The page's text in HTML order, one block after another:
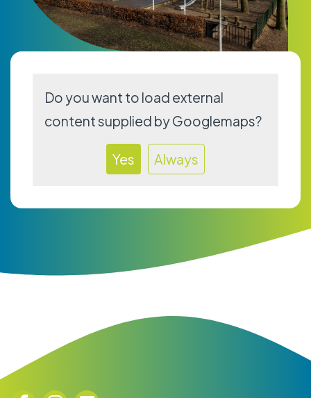
Do you want to load external
content supplied byGooglemaps?
Yes Always